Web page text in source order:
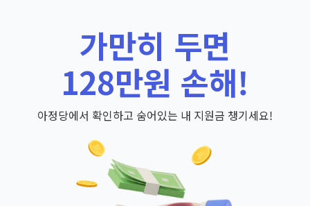
가만히 두면
128만원 손해!
아정당에서 확인하고 숨어있는 내 지원금 챙기세요!